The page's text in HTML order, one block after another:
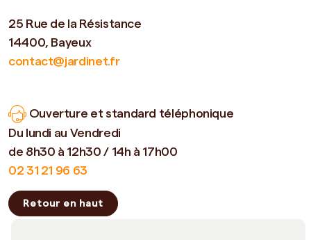
25 Rue de la Résistance
14400, Bayeux
contact@jardinet.fr
Ouverture et standard téléphonique
Du lundi au Vendredi
de 8h30 à 12h30 / 14h à 17h00
02 31 21 96 63
Retour en haut